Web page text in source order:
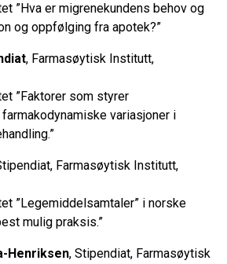
”Hva er migrenekundens behov og
og oppfølging fra apotek?”
, Farmasøytisk Institutt,
”Faktorer som styrer
variasjoner i
Farmasøytisk Institutt,
”Legemiddelsamtaler” i norske
mulig praksis.”
Henriksen, Stipendiat, Farmasøytisk